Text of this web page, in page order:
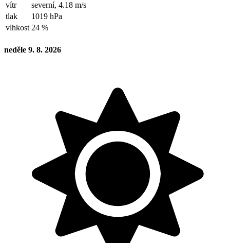
vítr
severní, 4.18 m/s
tlak
1019 hPa
vlhkost 24 %
neděle 9. 8. 2026